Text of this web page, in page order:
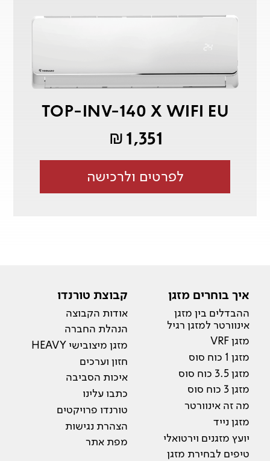
TOP-INV-140 X WIFI EU
1,351
₪
לפרטים ולרכישה
איך בוחרים מזגן
ההבדלים בין מזגן
אינוורטר למזגן רגיל
מזגן VRF
מזגן 1 כוח סוס
מזגן 3.5 כוח סוס
מזגן 3 כוח סוס
מה זה אינוורטר
מזגן נייד
יועץ מזגנים וירטואלי
טיפים לבחירת מזגן
קבוצת טורנדו
אודות הקבוצה
הנהלת החברה
מזגן מיצובישי HEAVY
חזון וערכים
איכות הסביבה
כתבו עלינו
טורנדו פרויקטים
הצהרת נגישות
מפת אתר